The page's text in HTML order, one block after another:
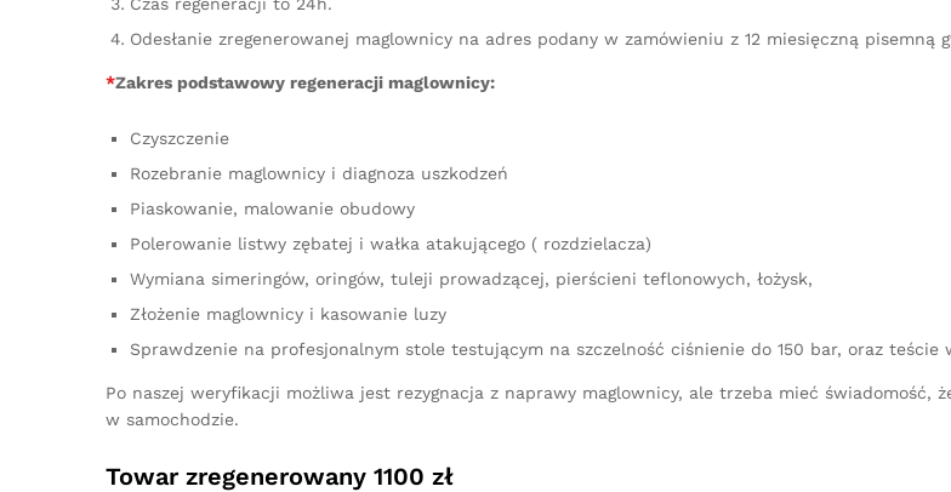
Odesłanie zregenerowanej maglownicy na adres podany w zamówieniu z 12 miesięczną pisemną
*Zakres podstawowy regeneracji maglownicy:
Czyszczenie
Rozebranie maglownicy i diagnoza uszkodzeń
Piaskowanie, malowanie obudowy
Polerowanie listwy zębatej i wałka atakującego ( rozdzielacza)
Wymiana simeringów, oringów, tuleji prowadzącej, pierścieni teflonowych, łożysk,
Złożenie maglownicy i kasowanie luzy
Sprawdzenie na profesjonalnym stole testującym na szczelność ciśnienie do 150 bar, oraz
Po naszej weryfikacji możliwa jest rezygnacja z naprawy maglownicy, ale trzeba mieć świadomość,
w samochodzie.
Towar zregenerowany 1100 zł